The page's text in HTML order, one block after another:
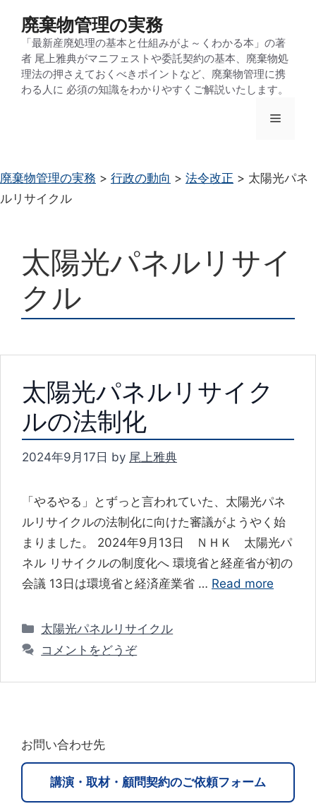
ッ
プ
廃棄物管理の実務
「最新産廃処理の基本と仕組みがよ～くわかる本」の著
者 尾上雅典がマニフェストや委託契約の基本、廃棄物処
理法の押さえておくべきポイントなど、廃棄物管理に携
わる人に 必須の知識をわかりやすくご解説いたします。
メ
廃棄物管理の実務 > 行政の動向 > 法令改正 > 太陽光パネ
ルリサイクル
太陽光パネルリサイ
クル
太陽光パネルリサイク
ルの法制化
2024年9月17日 by 尾上雅典
「やるやる」とずっと言われていた、太陽光パネ
ルリサイクルの法制化に向けた審議がようやく始
まりました。 2024年9月13日 ＮＨＫ 太陽光パ
ネル リサイクルの制度化へ 環境省と経産省が初の
会議 13日は環境省と経済産業省 … Read more
カ
リ
太陽光パネルリサイクル
コメントをどうぞ
お問い合わせ先
講演・取材・顧問契約のご依頼フォーム